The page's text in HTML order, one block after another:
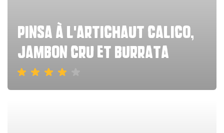
Pinsa à l'artichaut calico,
jambon cru et burrata